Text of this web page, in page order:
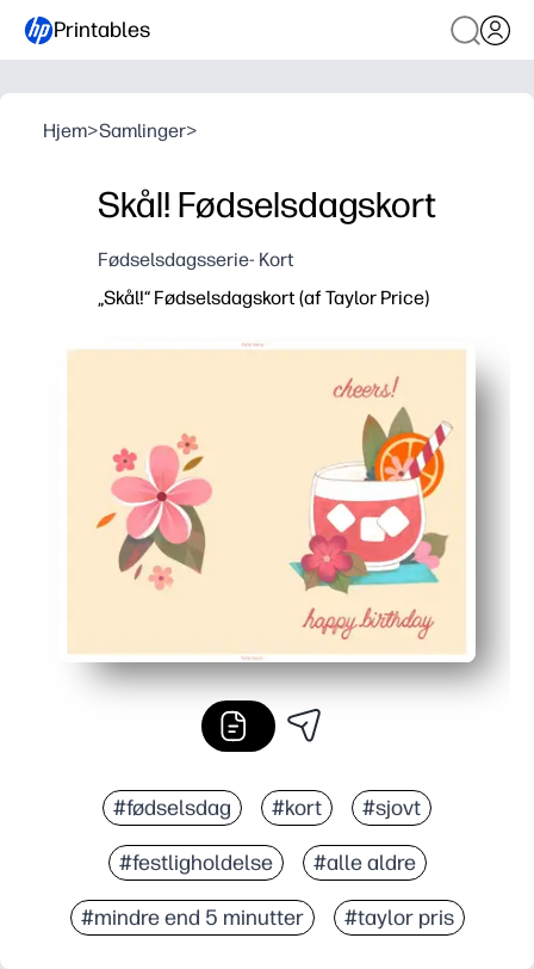
Printables
Hjem>Samlinger>
Skål! Fødselsdagskort
Fødselsdagsserie- Kort
„Skål!“ Fødselsdagskort (af Taylor Price)
#fødselsdag #kort #sjovt
#festligholdelse #alle aldre
#mindre end 5 minutter #taylor pris